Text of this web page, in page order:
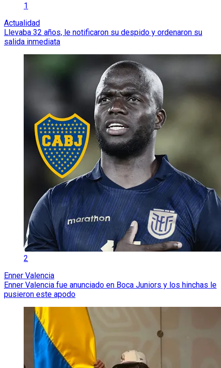
1
Actualidad
Llevaba 32 años, le notificaron su despido y ordenaron su
salida inmediata
2
Enner Valencia
Enner Valencia fue anunciado en Boca Juniors y los hinchas le
pusieron este apodo